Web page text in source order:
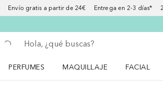
Envío gratis a partir de 24€ Entrega en 2-3 días* 2
Regresar
Ejecutar búsqueda
PERFUMES
MAQUILLAJE
FACIAL